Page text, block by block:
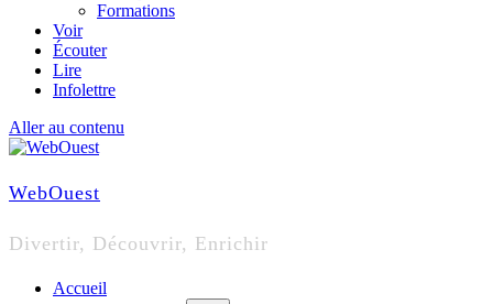
Formations
Voir
Écouter
Lire
Infolettre
Aller au contenu
WebOuest
Divertir, Découvrir, Enrichir
Accueil